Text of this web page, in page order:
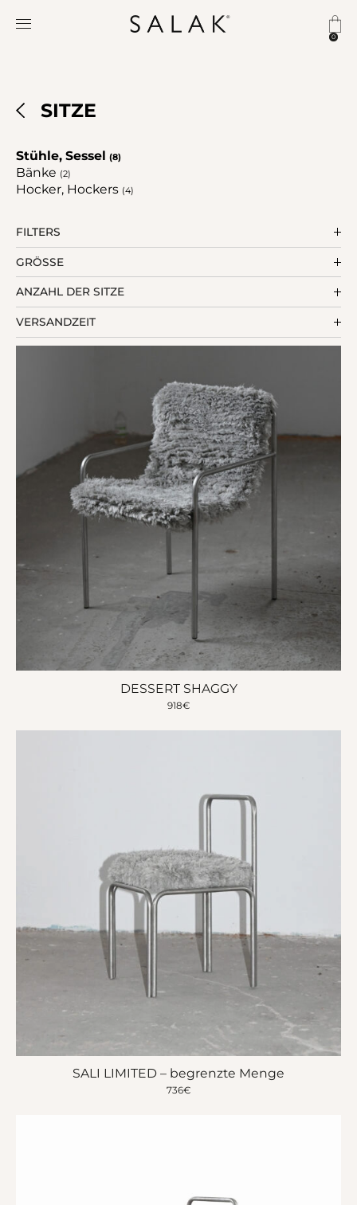
0
SITZE
Stühle, Sessel (8)
Bänke (2)
Hocker, Hockers (4)
FILTERS
GRÖSSE
ANZAHL DER SITZE
VERSANDZEIT
DESSERT SHAGGY
918€
SALI LIMITED – begrenzte Menge
736€